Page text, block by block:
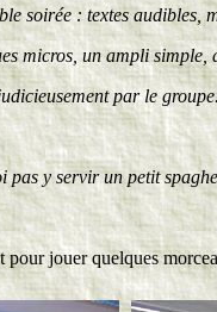
soirée : textes
micros, un ampli simple,
par le
pas y servir un petit
jouer quelques